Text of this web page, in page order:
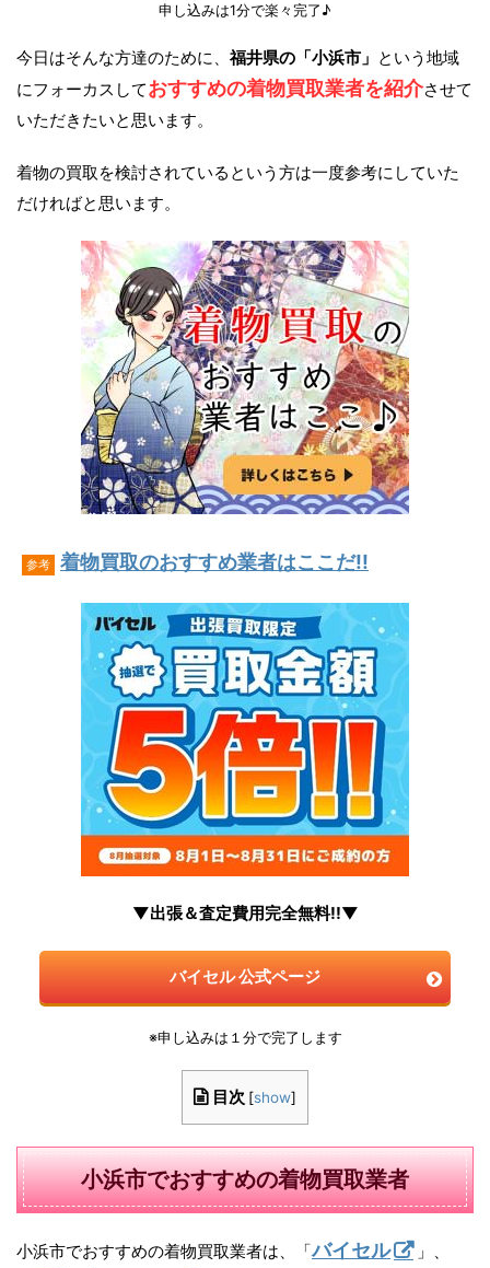
申し込みは1分で楽々完了♪
今日はそんな方達のために、 福井県の「小浜市」 という地域
にフォーカスしておすすめの着物買取業者を紹介させて
いただきたいと思います。
着物の買取を検討されているという方は一度参考にしていた
だければと思います。
参考 着物買取のおすすめ業者はここだ!!
▼出張＆査定費用完全無料!!▼
バイセル 公式ページ
※申し込みは１分で完了します
目次 [show]
小浜市でおすすめの着物買取業者
小浜市でおすすめの着物買取業者は、「バイセル
」、